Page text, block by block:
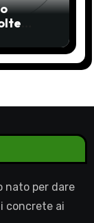
nato per dare
concrete ai